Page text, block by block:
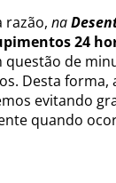
razão, na
24
questão de
Desta
evitando
quando